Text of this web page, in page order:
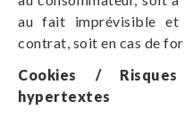
au fait imprévisible et
contrat, soit en cas de
Cookies /
hypertextes